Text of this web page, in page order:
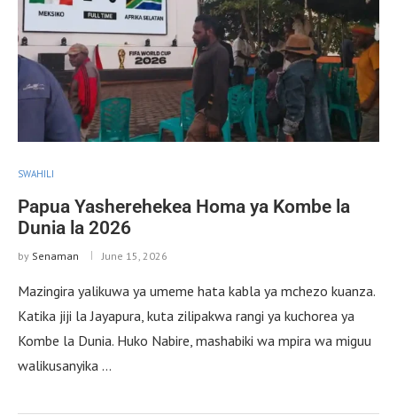
SWAHILI
Papua Yasherehekea Homa ya Kombe la
Dunia la 2026
by Senaman June 15, 2026
Mazingira yalikuwa ya umeme hata kabla ya mchezo kuanza.
Katika jiji la Jayapura, kuta zilipakwa rangi ya kuchorea ya
Kombe la Dunia. Huko Nabire, mashabiki wa mpira wa miguu
walikusanyika …